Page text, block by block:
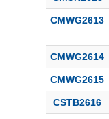
CMWG2613
CMWG2614
CMWG2615
CSTB2616